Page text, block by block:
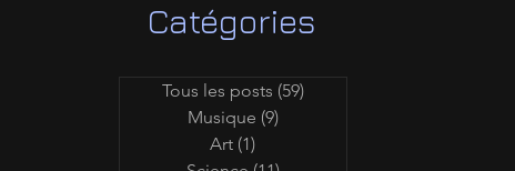
Catégories
Tous les posts (59)59 posts
Musique (9)9 posts
Art (1)